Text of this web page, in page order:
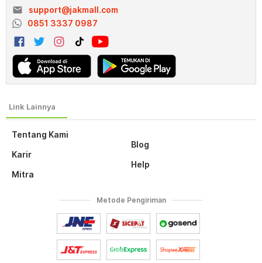
Tentang Kami
Karir
Mitra
Blog
Help
email
support@jakmall.com
0851 3337 0987
Metode Pengiriman